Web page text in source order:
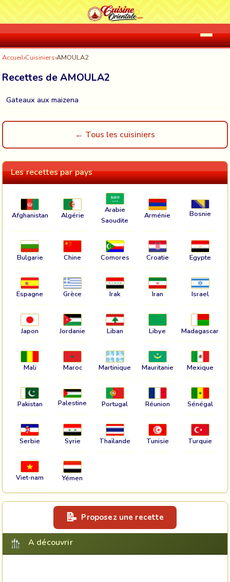
Accueil›Cuisiniers›AMOULA2
Recettes de AMOULA2
Gateaux aux maizena
← Tous les cuisiniers
Les recettes par pays
Afghanistan Algérie
Arabie
Saoudite
Arménie Bosnie
Bulgarie Chine Comores Croatie Egypte
Espagne Grèce Irak Iran Israel
Japon Jordanie Liban Libye Madagascar
Mali Maroc Martinique Mauritanie Mexique
Pakistan Palestine Portugal Réunion Sénégal
Serbie Syrie Thaïlande Tunisie Turquie
Viet-nam Yémen
Proposez une recette
A découvrir